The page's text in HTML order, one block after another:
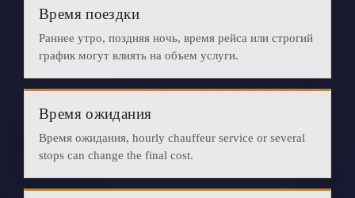
Время поездки
Раннее утро, поздняя ночь, время рейса или строгий
график могут влиять на объем услуги.
Время ожидания
Время ожидания, hourly chauffeur service or several
stops can change the final cost.